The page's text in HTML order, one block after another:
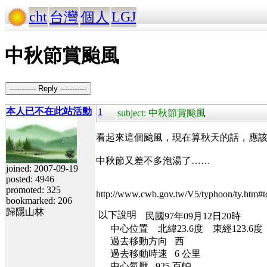
cht 台灣個人 LGJ
中秋節賞颱風
----------- Reply -----------
本人已不在此站活動
joined: 2007-09-19
posted: 4946
promoted: 325
bookmarked: 206
歸隱山林
1 subject: 中秋節賞颱風
看起來這個颱風，現在算秋天的話，應
中秋節又差不多泡湯了……
http://www.cwb.gov.tw/V5/typhoon/
民國97年09月12日20時
中心位置 北緯23.6度 東經123.6度
過去移動方向 西
過去移動時速 6 公里